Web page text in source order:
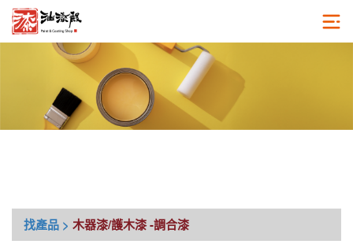
找產品 > 木器漆/護木漆-調合漆